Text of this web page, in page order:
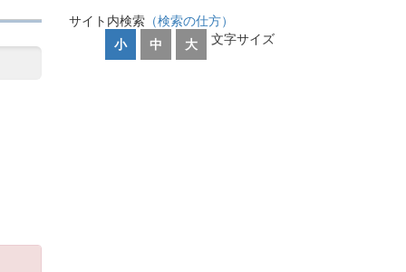
サイト内検索 （検索の仕方）
小 中 大 文字サイズ